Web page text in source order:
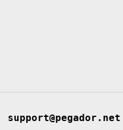
support@pegador.net